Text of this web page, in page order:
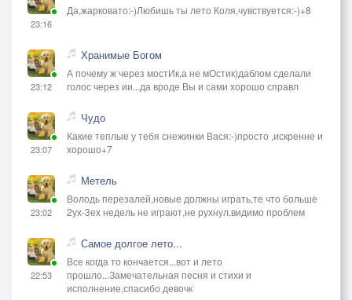
23:16
Да,жарковато:-)Любишь ты лето Коля,чувствуется:-)+8
23:12
Хранимые Богом
А почему ж через мостИк,а не мОстик)даблом сделали
голос через ии...да вроде Вы и сами хорошо справл
23:07
Чудо
Какие теплые у тебя снежинки Вася:-)просто ,искренне и
хорошо+7
23:02
Метель
Володь перезалей,новые должны играть,те что больше
2ух-3ех недель не играют,не рухнул,видимо проблем
22:53
Самое долгое лето...
Все когда то кончается...вот и лето
прошло...Замечательная песня и стихи и
исполнение,спасибо девочк